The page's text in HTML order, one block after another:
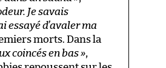
Je savais
essayé d’avaler ma
morts. Dans la
coincés en bas »,